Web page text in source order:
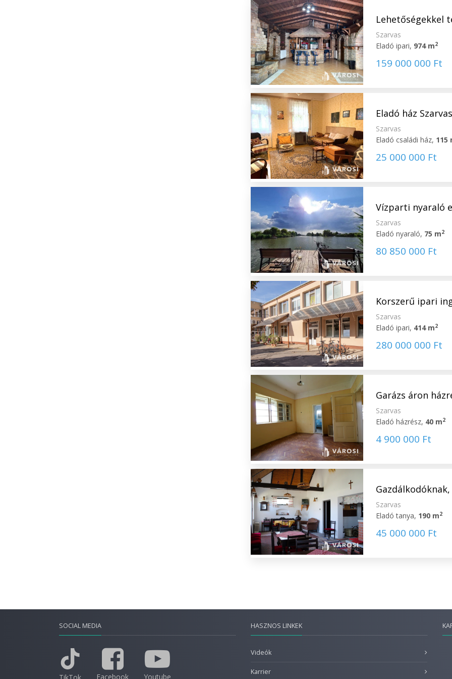
Lehetőségekkel
Szarvas
Eladó ipari, 974 m2
159 000 000 Ft
Eladó ház
Szarvas
Eladó családi ház, 115
25 000 000 Ft
Vízparti nyaraló
Szarvas
Eladó nyaraló, 75 m2
80 850 000 Ft
Korszerű ipari
Szarvas
Eladó ipari, 414 m2
280 000 000 Ft
Garázs áron
Szarvas
Eladó házrész, 40 m2
4 900 000 Ft
Szarvas
Eladó tanya, 190 m2
45 000 000 Ft
SOCIAL MEDIA
Facebook Youtube
HASZNOS LINKEK
Videók
Karrier